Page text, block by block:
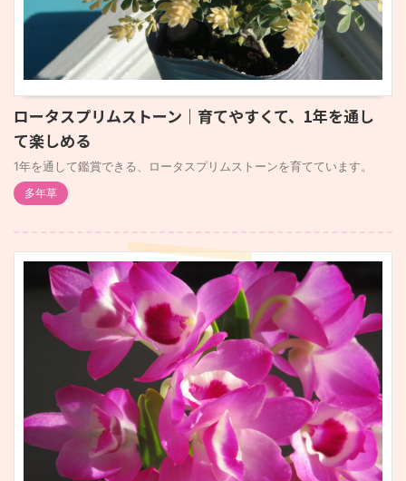
ロータスプリムストーン｜育てやすくて、1年を通し
て楽しめる
1年を通して鑑賞できる、ロータスプリムストーンを育てています。
多年草